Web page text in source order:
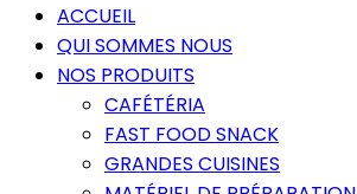
ACCUEIL
QUI SOMMES NOUS
NOS PRODUITS
CAFÉTÉRIA
FAST FOOD SNACK
GRANDES CUISINES